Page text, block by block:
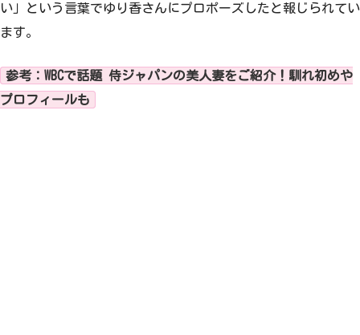
い」という言葉でゆり香さんにプロポーズしたと報じられてい
ます。
参考：WBCで話題 侍ジャパンの美人妻をご紹介！馴れ初めや
プロフィールも